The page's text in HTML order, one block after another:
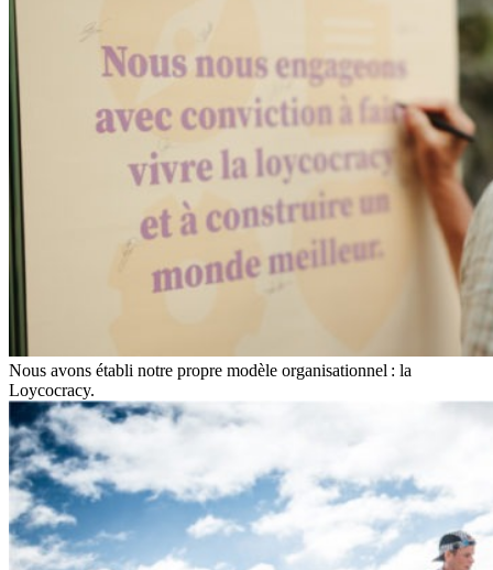
Nous avons établi notre propre modèle organisationnel : la
Loycocracy.